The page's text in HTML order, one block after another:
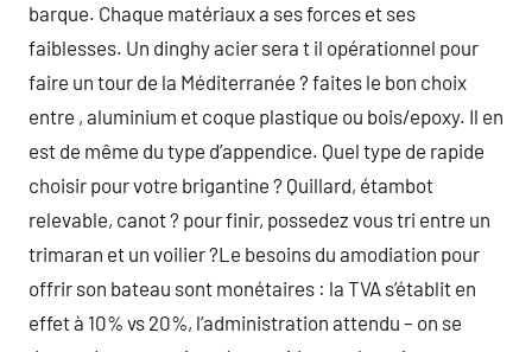
barque. Chaque matériaux a ses forces et ses
faiblesses. Un dinghy acier sera t il opérationnel pour
faire un tour de la Méditerranée ? faites le bon choix
entre , aluminium et coque plastique ou bois/epoxy. Il en
est de même du type d’appendice. Quel type de rapide
choisir pour votre brigantine ? Quillard, étambot
relevable, canot ? pour finir, possedez vous tri entre un
trimaran et un voilier ?Le besoins du amodiation pour
offrir son bateau sont monétaires : la TVA s’établit en
effet à 10% vs 20%, l’administration attendu – on se